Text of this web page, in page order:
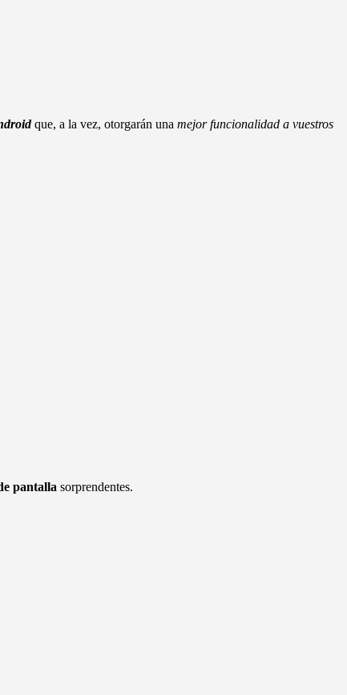
que, a la vez, otorgarán una mejor funcionalidad a vuestros
pantalla sorprendentes.